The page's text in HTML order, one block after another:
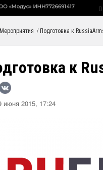
Мероприятия / Подготовка к
к
июня 2015, 17:24